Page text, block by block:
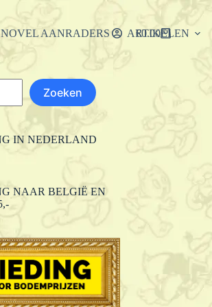
AANRADERS ARTIKELEN
Winkelwagen
€0.00
Zoeken
IN NEDERLAND
NAAR BELGIË EN